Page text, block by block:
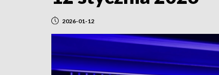
2026-01-12